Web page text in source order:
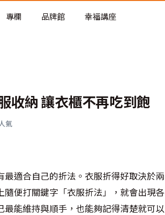
新術
專欄 品牌館 幸福講座
收納 讓衣櫃不再吃到飽
氣
適合自己的折法。衣服折得好取決於兩
便打關鍵字「衣服折法」，就會出現各
能維持與順手，也能夠記得清楚就可以